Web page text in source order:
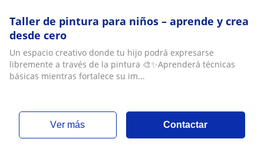
Taller de pintura para niños – aprende y crea
desde cero
Un espacio creativo donde tu hijo podrá expresarse
libremente a través de la pintura 🎨✨Aprenderá técnicas
básicas mientras fortalece su im...
ver más Contactar